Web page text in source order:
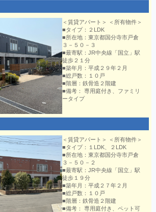
＜賃貸アパート＞ ＜所有物件＞
■タイプ：２LDK
■所在地：東京都国分寺市戸倉
３－５０－３
■最寄駅：JR中央線「国立」駅
徒歩２１分
■築年月：平成２９年２月
■総戸数：１０戸
■階層：鉄骨造２階建
■備考： 専用庭付き、ファミリ
ータイプ
＜賃貸アパート＞ ＜所有物件＞
■タイプ：１LDK、２LDK
■所在地：東京都国分寺市戸倉
３－５０－２
■最寄駅：JR中央線「国立」駅
徒歩１９分
■築年月：平成２７年２月
■総戸数：１０戸
■階層：鉄骨造２階建
■備考： 専用庭付き、ペット可